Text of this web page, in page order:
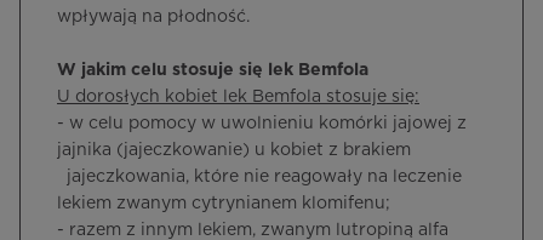
wpływają na płodność.
W jakim celu stosuje się lek Bemfola
U dorosłych kobiet lek Bemfola stosuje się:
- w celu pomocy w uwolnieniu komórki jajowej z
jajnika (jajeczkowanie) u kobiet z brakiem
jajeczkowania, które nie reagowały na leczenie
lekiem zwanym cytrynianem klomifenu;
- razem z innym lekiem, zwanym lutropiną alfa